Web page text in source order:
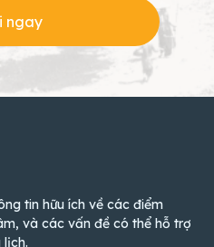
ngay
tin hữu ích về các điểm
và các vấn đề có thể hỗ trợ